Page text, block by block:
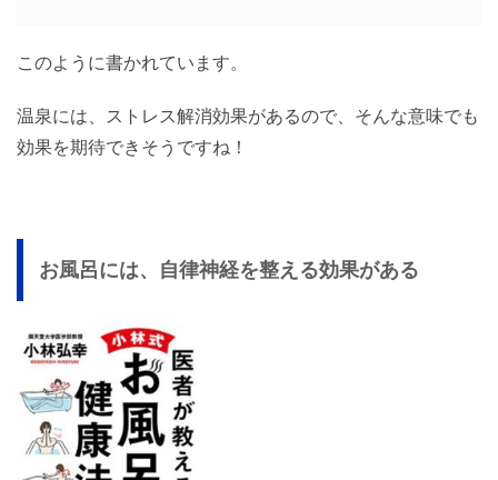
このように書かれています。
温泉には、ストレス解消効果があるので、そんな意味でも
効果を期待できそうですね！
お風呂には、自律神経を整える効果がある